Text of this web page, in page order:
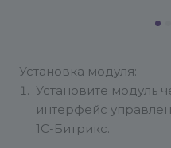
Установка модуля:
Установите модуль
интерфейс
1C-Битрикс.